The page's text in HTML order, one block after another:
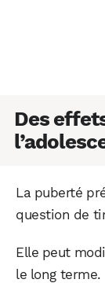
Des
La puberté
question de
Elle peut
le long terme.